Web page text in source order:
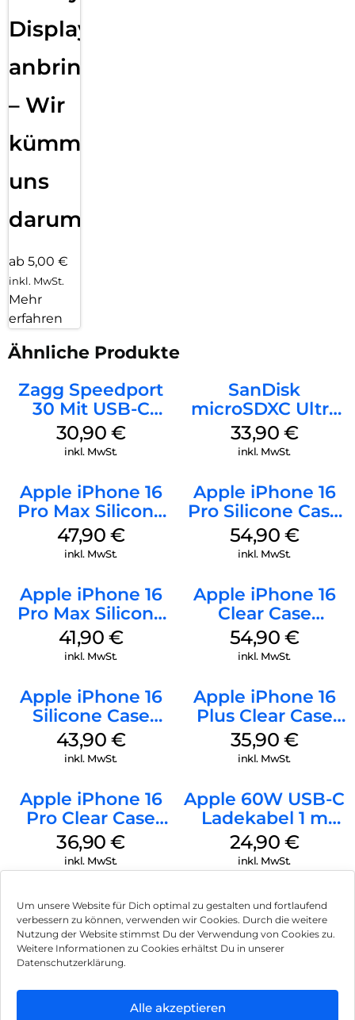
Um unsere Website für Dich optimal zu gestalten und fortlaufend
verbessern zu können, verwenden wir Cookies. Durch die weitere
Nutzung der Website stimmst Du der Verwendung von Cookies zu.
Weitere Informationen zu Cookies erhältst Du in unserer
Datenschutzerklärung.
Alle akzeptieren
Displayfolie
anbringen
– Wir
kümmern
uns
darum!
ab 5,00 €
inkl. MwSt.
Mehr
erfahren
Ähnliche Produkte
Zagg Speedport
30 Mit USB-C
Kabel Weiß
30,90 €
inkl. MwSt.
SanDisk
microSDXC Ultra
128 GB + Adapter
Mobile
33,90 €
inkl. MwSt.
Apple iPhone 16
Pro Max Silicone
Case MagSafe
Black
47,90 €
inkl. MwSt.
Apple iPhone 16
Pro Silicone Case
MagSafe Black
54,90 €
inkl. MwSt.
Apple iPhone 16
Pro Max Silicone
Case MagSafe
Ultramarine
41,90 €
inkl. MwSt.
Apple iPhone 16
Clear Case
MagSafe
Transparent
54,90 €
inkl. MwSt.
Apple iPhone 16
Silicone Case
MagSafe Plum
43,90 €
inkl. MwSt.
Apple iPhone 16
Plus Clear Case
MagSafe
Transparent
35,90 €
inkl. MwSt.
Apple iPhone 16
Pro Clear Case
MagSafe
Transparent
36,90€
inkl. MwSt.
Apple 60W USB-C
Ladekabel 1 m
Weiß
24,90 €
inkl. MwSt.
Impressum
Können wir Dir behilflich sein?